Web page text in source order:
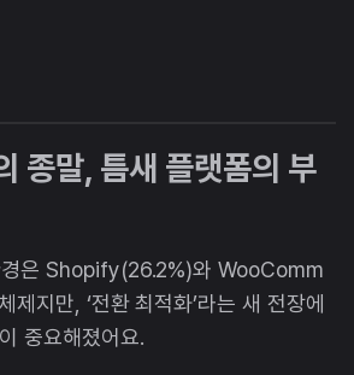
종말, 틈새 플랫폼의 부
은 Shopify(26.2%)와 WooComm
지만, ‘전환 최적화’라는 새 전장에
중요해졌어요.